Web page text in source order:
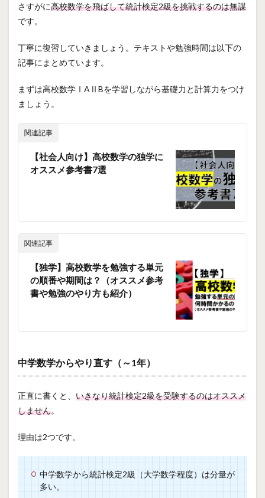
さすがに高校数学を飛ばして統計検定2級を挑戦するのは無謀
です。
丁寧に復習していきましょう。テキストや勉強時間は以下の
記事にまとめています。
まずは高校数学ⅠAⅡBを学習しながら基礎力と計算力をつけ
ましょう。
関連記事
【社会人向け】高校数学の独学に
オススメ参考書7選
関連記事
【独学】高校数学を勉強する単元
の順番や期間は？（オススメ参考
書や勉強のやり方も紹介）
中学数学からやり直す（～1年）
正直に書くと、 いきなり統計検定2級を受験するのはオススメ
しません。
理由は2つです。
中学数学から統計検定2級（大学数学程度）は分量が
多い。